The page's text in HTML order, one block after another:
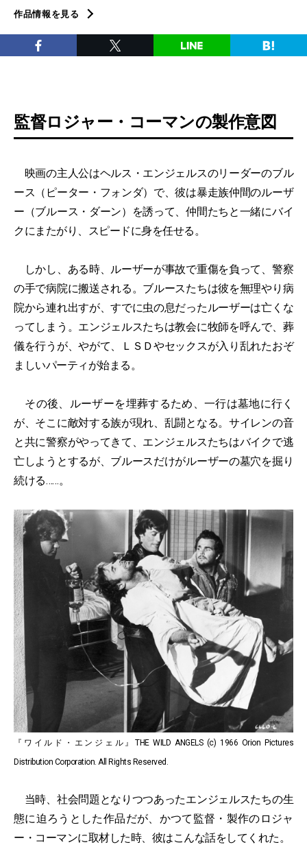
作品情報を見る
監督ロジャー・コーマンの製作意図
映画の主人公はヘルス・エンジェルスのリーダーのブル
ース（ピーター・フォンダ）で、彼は暴走族仲間のルーザ
ー（ブルース・ダーン）を誘って、仲間たちと一緒にバイ
クにまたがり、スピードに身を任せる。
しかし、ある時、ルーザーが事故で重傷を負って、警察
の手で病院に搬送される。ブルースたちは彼を無理やり病
院から連れ出すが、すでに虫の息だったルーザーは亡くな
ってしまう。エンジェルスたちは教会に牧師を呼んで、葬
儀を行うが、やがて、ＬＳＤやセックスが入り乱れたおぞ
ましいパーティが始まる。
その後、ルーザーを埋葬するため、一行は墓地に行く
が、そこに敵対する族が現れ、乱闘となる。サイレンの音
と共に警察がやってきて、エンジェルスたちはバイクで逃
亡しようとするが、ブルースだけがルーザーの墓穴を掘り
続ける……。
『ワイルド・エンジェル』THE WILD ANGELS (c) 1966 Orion Pictures
Distribution Corporation. All Rights Reserved.
当時、社会問題となりつつあったエンジェルスたちの生
態に迫ろうとした作品だが、かつて監督・製作のロジャ
ー・コーマンに取材した時、彼はこんな話をしてくれた。